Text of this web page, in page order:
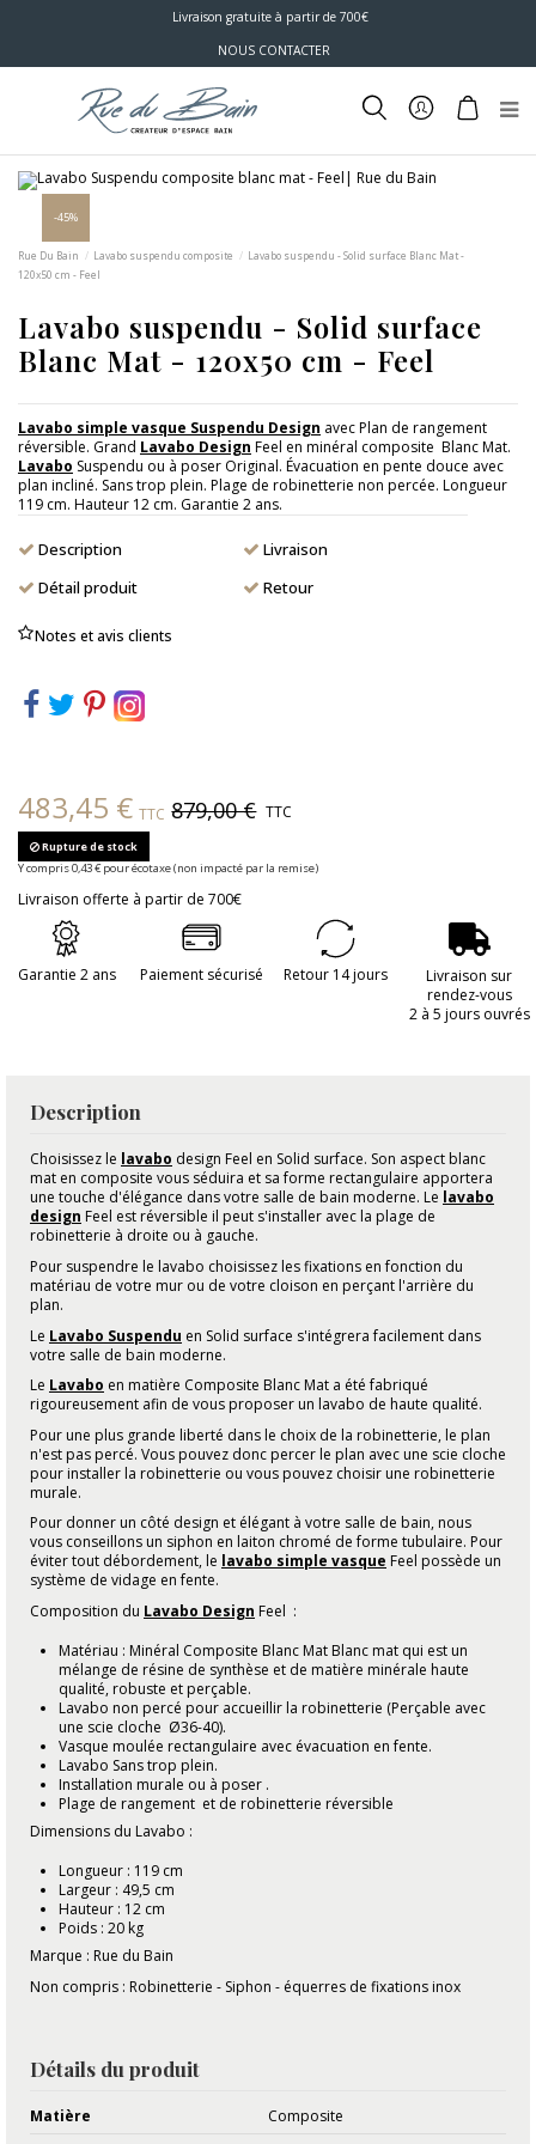
Livraison gratuite à partir de 700€
NOUS CONTACTER
-45%
Rue Du Bain Lavabo suspendu composite
Lavabo suspendu - Solid surface Blanc Mat -
120x50 cm - Feel
Lavabo suspendu - Solid surface
Blanc Mat - 120x50 cm - Feel
Lavabo simple vasque Suspendu Design avec Plan de rangement
réversible. Grand Lavabo Design Feel en minéral composite Blanc Mat.
Lavabo Suspendu ou à poser Original. Évacuation en pente douce avec
plan incliné. Sans trop plein. Plage de robinetterie non percée. Longueur
119 cm. Hauteur 12 cm. Garantie 2 ans.
Description
Détail produit
Notes et avis clients
Livraison
Retour
483,45 € TTC 879,00 € TTC
Rupture de stock
Y compris 0,43 € pour écotaxe (non impacté par la remise)
Livraison offerte à partir de 700€
Garantie 2 ans Paiement sécurisé Retour 14 jours
Livraison sur
rendez-vous
2 à 5 jours ouvrés
Description
Choisissez le lavabo design Feel en Solid surface. Son aspect blanc
mat en composite vous séduira et sa forme rectangulaire apportera
une touche d'élégance dans votre salle de bain moderne. Le lavabo
design Feel est réversible il peut s'installer avec la plage de
robinetterie à droite ou à gauche.
Pour suspendre le lavabo choisissez les fixations en fonction du
matériau de votre mur ou de votre cloison en perçant l'arrière du
plan.
Le Lavabo Suspendu en Solid surface s'intégrera facilement dans
votre salle de bain moderne.
Le Lavabo en matière Composite Blanc Mat a été fabriqué
rigoureusement afin de vous proposer un lavabo de haute qualité.
Pour une plus grande liberté dans le choix de la robinetterie, le plan
n'est pas percé. Vous pouvez donc percer le plan avec une scie cloche
pour installer la robinetterie ou vous pouvez choisir une robinetterie
murale.
Pour donner un côté design et élégant à votre salle de bain, nous
vous conseillons un siphon en laiton chromé de forme tubulaire. Pour
éviter tout débordement, le lavabo simple vasque Feel possède un
système de vidage en fente.
Composition du Lavabo Design Feel :
Matériau : Minéral Composite Blanc Mat Blanc mat qui est un
mélange de résine de synthèse et de matière minérale haute
qualité, robuste et perçable.
Lavabo non percé pour accueillir la robinetterie (Perçable avec
une scie cloche Ø36-40).
Vasque moulée rectangulaire avec évacuation en fente.
Lavabo Sans trop plein.
Installation murale ou à poser .
Plage de rangement et de robinetterie réversible
Dimensions du Lavabo :
Longueur : 119 cm
Largeur : 49,5 cm
Hauteur : 12 cm
Poids : 20 kg
Marque : Rue du Bain
Non compris : Robinetterie - Siphon - équerres de fixations inox
Détails du produit
Matière
Composite